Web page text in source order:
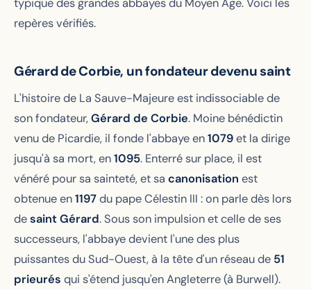
typique des grandes abbayes du Moyen Âge. Voici les
repères vérifiés.
Gérard de Corbie, un fondateur devenu saint
L'histoire de La Sauve-Majeure est indissociable de
son fondateur,Gérard de Corbie. Moine bénédictin
venu de Picardie, il fonde l'abbaye en1079et la dirige
jusqu'à sa mort, en1095. Enterré sur place, il est
vénéré pour sa sainteté, et sa canonisation est
obtenue en1197du pape Célestin III : on parle dès lors
desaint Gérard. Sous son impulsion et celle de ses
successeurs, l'abbaye devient l'une des plus
puissantes du Sud-Ouest, à la tête d'un réseau de 51
prieurés qui s'étend jusqu'en Angleterre (à Burwell).